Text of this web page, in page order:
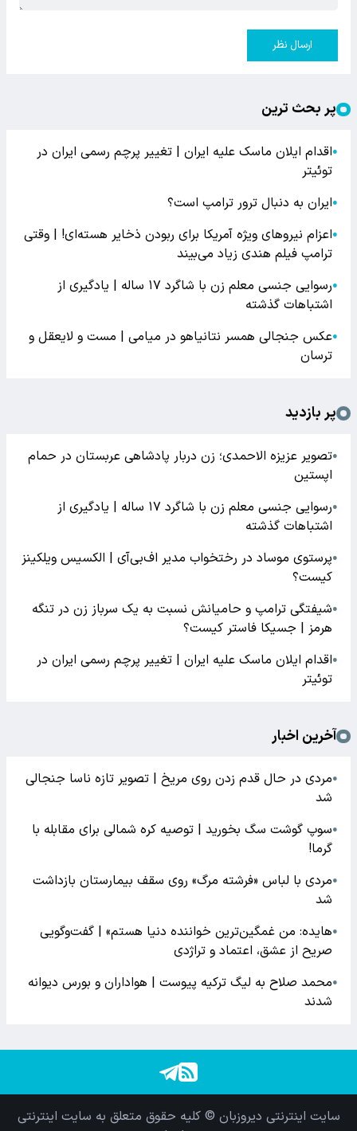
ارسال نظر
پر بحث ترین
●اقدام ایلان ماسک علیه ایران | تغییر پرچم رسمی ایران در
توئیتر
●ایران به دنبال ترور ترامپ است؟
●اعزام نیروهای ویژه آمریکا برای ربودن ذخایر هسته‌ای! | وقتی
ترامپ فیلم هندی زیاد می‌بیند
●
رسوایی جنسی معلم زن با شاگرد ۱۷ ساله | یادگیری از
اشتباهات گذشته
●عکس جنجالی همسر نتانیاهو در میامی | مست و لایعقل و
ترسان
پر بازدید
●تصویر عزیزه الاحمدی؛ زن دربار پادشاهی عربستان در حمام
اپستین
●
رسوایی جنسی معلم زن با شاگرد ۱۷ ساله | یادگیری از
اشتباهات گذشته
●پرستوی موساد در رختخواب مدیر اف‌بی‌آی | الکسیس ویلکینز
کیست؟
●شیفتگی ترامپ و حامیانش نسبت به یک سرباز زن در تنگه
هرمز | جسیکا فاستر کیست؟
●اقدام ایلان ماسک علیه ایران | تغییر پرچم رسمی ایران در
توئیتر
آخرین اخبار
●مردی در حال قدم زدن روی مریخ | تصویر تازه ناسا جنجالی
شد
●سوپ گوشت سگ بخورید | توصیه کره شمالی برای مقابله با
گرما!
●مردی با لباس «فرشته مرگ» روی سقف بیمارستان بازداشت
شد
●هایده: من غمگین‌ترین خواننده دنیا هستم» | گفت‌وگویی
صریح از عشق، اعتماد و تراژدی
●محمد صلاح به لیگ ترکیه پیوست | هواداران و بورس دیوانه
شدند
سایت اینترنتی دیروزبان © کلیه حقوق متعلق به سایت اینترنتی